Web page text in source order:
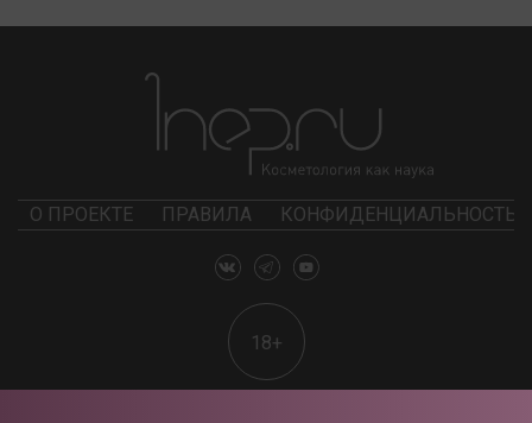
О ПРОЕКТЕ ПРАВИЛА КОНФИДЕНЦИАЛЬНОСТЬ
18+